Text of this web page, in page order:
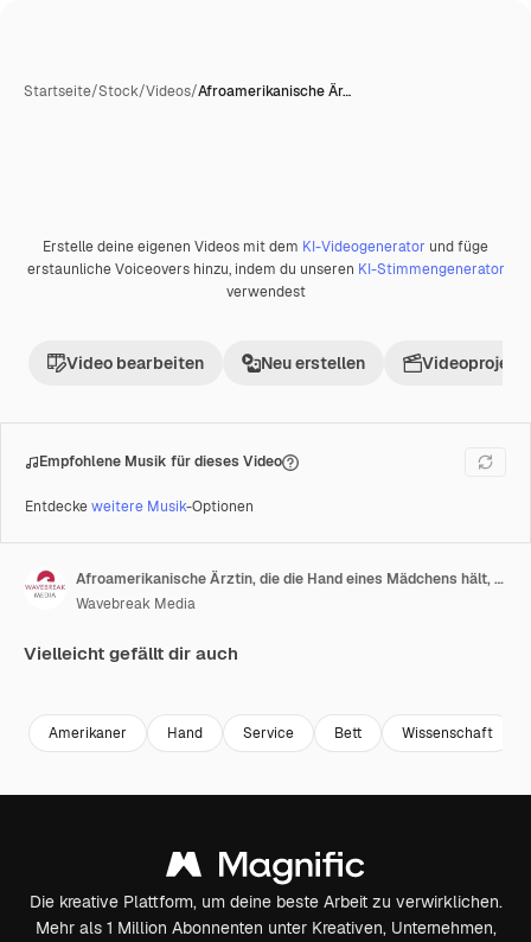
Startseite/Stock/Videos/Afroamerikanische Är…
Premium
Erstelle deine eigenen Videos mit dem KI-Videogenerator und füge
erstaunliche Voiceovers hinzu, indem du unseren KI-Stimmengenerator
verwendest
Video bearbeiten Neu erstellen Videoprojekt
Empfohlene Musik für dieses Video
Entdeckeweitere Musik-Optionen
Afroamerikanische Ärztin, die die Hand eines Mädchens hält, das in einem Krankenhausbett auf dem Flur liegt, Zeitlupe.
Wavebreak Media
Vielleicht gefällt dir auch
Amerikaner Hand Service Bett Wissenschaft
Die kreative Plattform, um deine beste Arbeit zu verwirklichen.
Mehr als 1 Million Abonnenten unter Kreativen, Unternehmen,